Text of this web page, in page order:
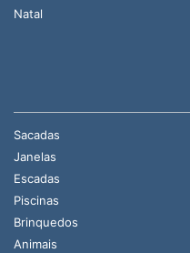
Natal
Sacadas
Janelas
Escadas
Piscinas
Brinquedos
Animais